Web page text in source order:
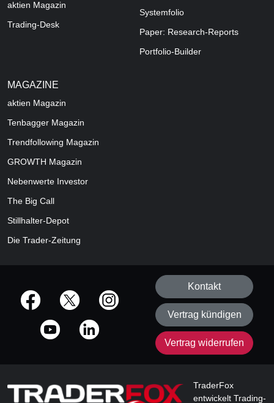
aktien Magazin
Trading-Desk
Systemfolio
Paper: Research-Reports
Portfolio-Builder
MAGAZINE
aktien Magazin
Tenbagger Magazin
Trendfollowing Magazin
GROWTH Magazin
Nebenwerte Investor
The Big Call
Stillhalter-Depot
Die Trader-Zeitung
offizielle Social Media-Accounts
Kontakt
Vertrag kündigen
Vertrag widerrufen
TraderFox
entwickelt Trading-